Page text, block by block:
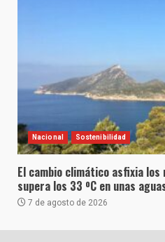
Nacional Sostenibilidad
El cambio climático asfixia los
supera los 33 ºC en unas
7 de agosto de 2026